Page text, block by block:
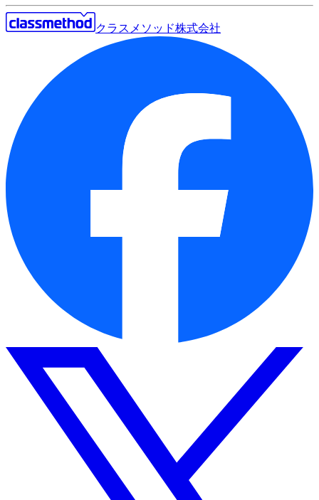
クラスメソッド株式会社